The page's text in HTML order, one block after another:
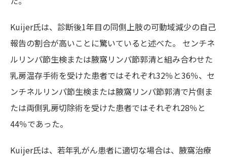
Kuijer氏は、診断後1年目の同側上肢の可動域減少の自己
報告の割合が高いことに驚いていると述べた。 センチネ
ルリンパ節生検または腋窩リンパ節郭清と組み合わせた
乳房温存手術を受けた患者ではそれぞれ32％と36％、セ
ンチネルリンパ節生検または腋窩リンパ節郭清で片側ま
たは両側乳房切除術を受けた患者ではそれぞれ28％と
44％であった。
Kuijer氏は、若年乳がん患者に適切な場合は、腋窩治療